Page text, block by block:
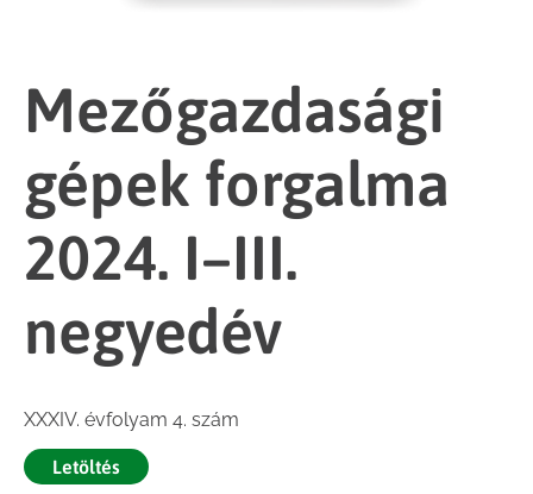
Mezőgazdasági
gépek forgalma
2024. I–III.
negyedév
XXXIV. évfolyam 4. szám
Letöltés